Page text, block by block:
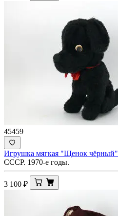
45459
Игрушка мягкая "Щенок чёрный"
СССР. 1970-е годы.
3 100 ₽